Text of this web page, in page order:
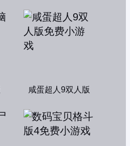
咸蛋超人9双人版